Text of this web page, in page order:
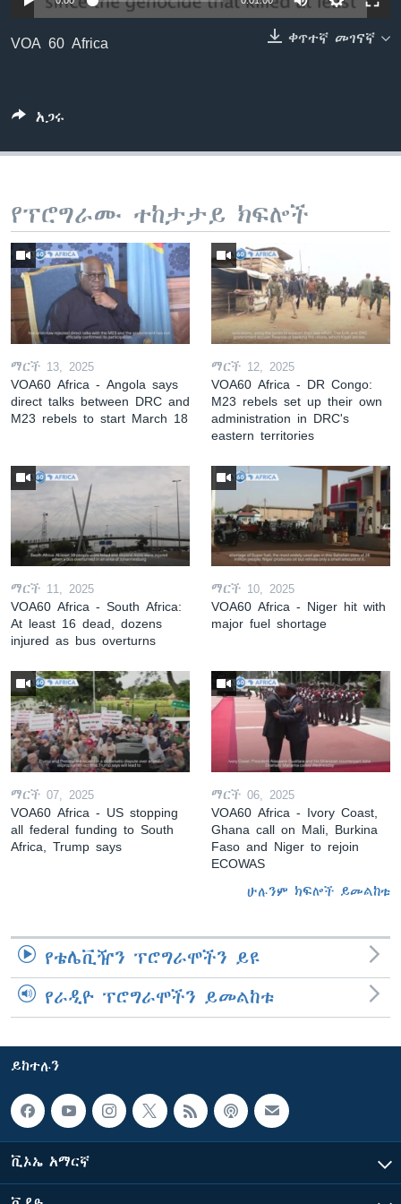
ቀጥተኛ መገናኛ
VOA 60 Africa
አጋሩ
የፕሮግራሙ ተከታታይ ክፍሎች
ማርች 13, 2025
VOA60 Africa - Angola says
direct talks between DRC and
M23 rebels to start March 18
ማርች 12, 2025
VOA60 Africa - DR Congo:
M23 rebels set up their own
administration in DRC's
eastern territories
ማርች 11, 2025
VOA60 Africa - South Africa:
At least 16 dead, dozens
injured as bus overturns
ማርች 10, 2025
VOA60 Africa - Niger hit with
major fuel shortage
ማርች 07, 2025
VOA60 Africa - US stopping
all federal funding to South
Africa, Trump says
ማርች 06, 2025
VOA60 Africa - Ivory Coast,
Ghana call on Mali, Burkina
Faso and Niger to rejoin
ECOWAS
ሁሉንም ክፍሎች ይመልከቱ
የቴሌቪዥን ፕሮግራሞችን ይዩ
የራዲዮ ፕሮግራሞችን ይመልከቱ
ይከተሉን
ቪኦኤ አማርኛ